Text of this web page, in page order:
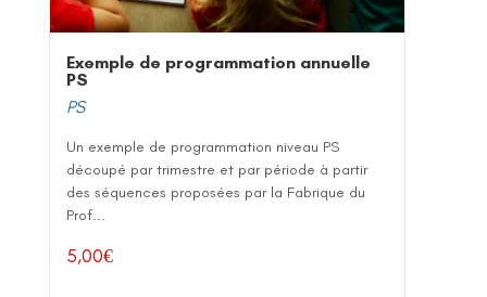
Exemple de programmation annuelle
PS
PS
Un exemple de programmation niveau PS
découpé par trimestre et par période à partir
des séquences proposées par la Fabrique du
Prof...
5,00€